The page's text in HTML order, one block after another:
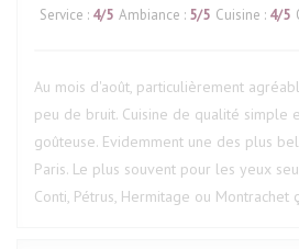
Service : 4/5 Ambiance : 5/5 Cuisine : 4/5
Au mois d'août, particulièrement
peu de bruit. Cuisine de qualité simple
goûteuse. Evidemment une des plus
Paris. Le plus souvent pour les yeux
Conti, Pétrus, Hermitage ou Montrachet